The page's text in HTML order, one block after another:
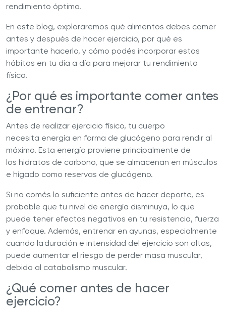
rendimiento óptimo.
En este blog, exploraremos qué alimentos debes comer
antes y después de hacer ejercicio, por qué es
importante hacerlo, y cómo podés incorporar estos
hábitos en tu día a día para mejorar tu rendimiento
físico.
¿Por qué es importante comer antes
de entrenar?
Antes de realizar ejercicio físico, tu cuerpo
necesita energía en forma de glucógeno para rendir al
máximo. Esta energía proviene principalmente de
los hidratos de carbono, que se almacenan en músculos
e hígado como reservas de glucógeno.
Si no comés lo suficiente antes de hacer deporte, es
probable que tu nivel de energía disminuya, lo que
puede tener efectos negativos en tu resistencia, fuerza
y enfoque. Además, entrenar en ayunas, especialmente
cuando la duración e intensidad del ejercicio son altas,
puede aumentar el riesgo de perder masa muscular,
debido al catabolismo muscular.
¿Qué comer antes de hacer
ejercicio?